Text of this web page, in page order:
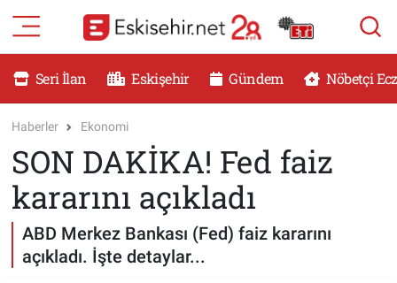
Seri İlan Eskişehir Gündem Nöbetçi
Haberler Ekonomi
SON DAKİKA! Fed faiz
kararını açıkladı
ABD Merkez Bankası (Fed) faiz kararını
açıkladı. İşte detaylar...
RESMİ İLANLAR
DÜNYA
SAĞLIK
MAGAZİN
Eskişehir Nöbetçi Eczaneler
Eskişehir Namaz Vakitleri
Eskişehir Trafik Yoğunluk Haritası
Süper Lig Puan Durumu ve Fikstür